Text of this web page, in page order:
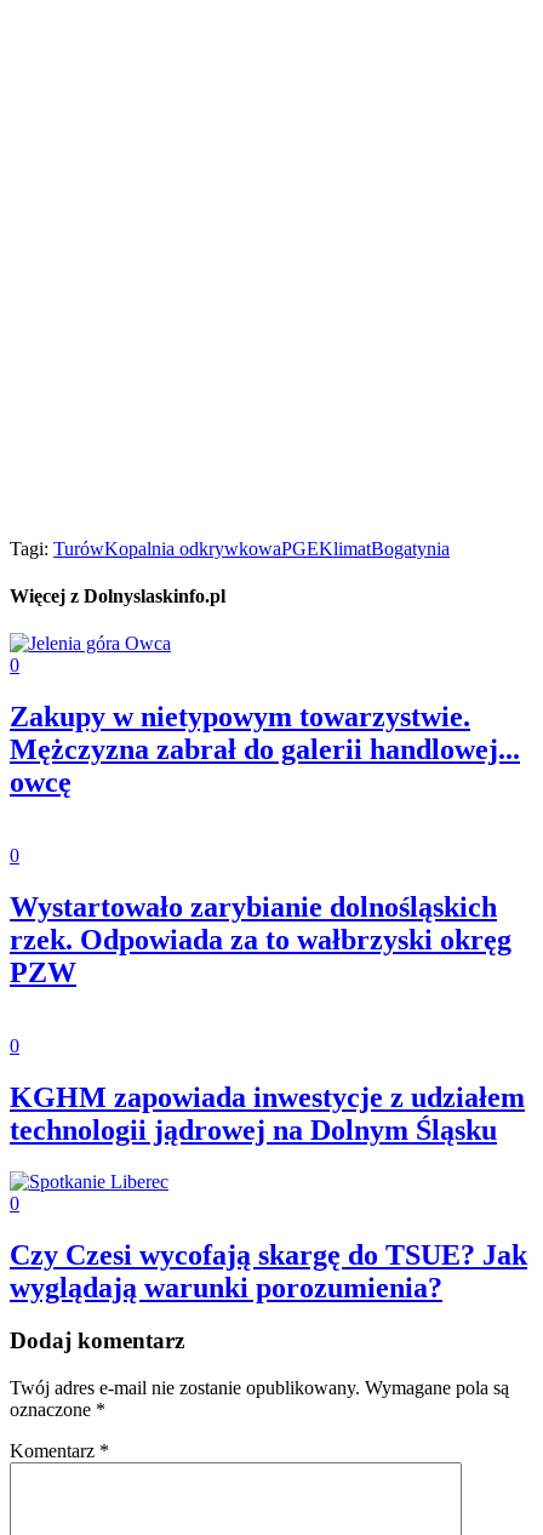
Tagi: TurówKopalnia odkrywkowaPGEKlimatBogatynia
Więcej z Dolnyslaskinfo.pl
0
Zakupy w nietypowym towarzystwie.
Mężczyzna zabrał do galerii handlowej...
owcę
0
Wystartowało zarybianie dolnośląskich
rzek. Odpowiada za to wałbrzyski okręg
PZW
0
KGHM zapowiada inwestycje z udziałem
technologii jądrowej na Dolnym Śląsku
0
Czy Czesi wycofają skargę do TSUE? Jak
wyglądają warunki porozumienia?
Dodaj komentarz
Twój adres e-mail nie zostanie opublikowany. Wymagane pola są
oznaczone *
Komentarz *